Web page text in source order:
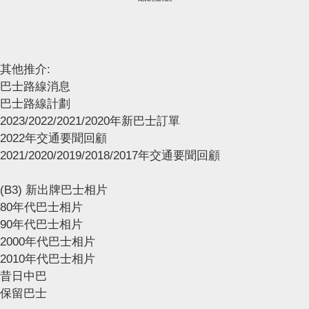
其他推介:
巴士路線消息
巴士路線計劃
2023/2022/2021/2020年新巴士訂單
2022年交通要聞回顧
2021/2020/2019/2018/2017年交通要聞回顧
(B3) 新出牌巴士相片
80年代巴士相片
90年代巴士相片
2000年代巴士相片
2010年代巴士相片
昔日中巴
保留巴士